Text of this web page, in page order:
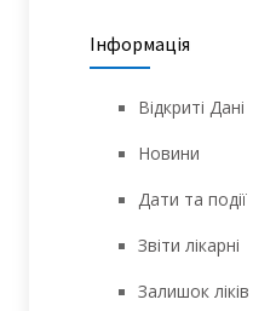
Інформація
Відкриті Дані
Новини
Дати та події
Звіти лікарні
Залишок ліків